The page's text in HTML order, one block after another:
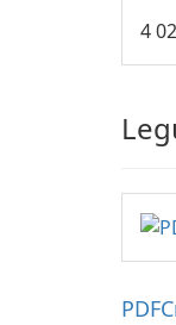
4